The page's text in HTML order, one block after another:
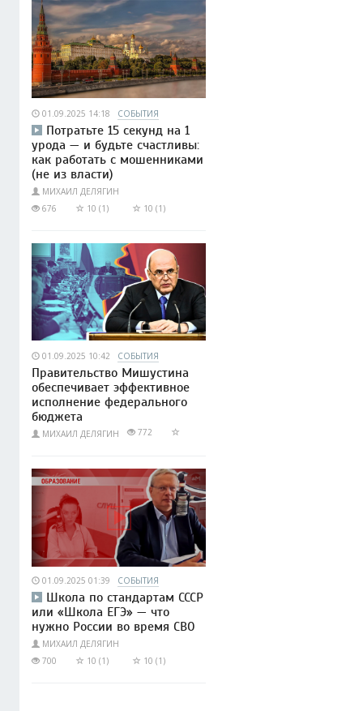
01.09.2025 14:18 СОБЫТИЯ
Потратьте 15 секунд на 1
урода — и будьте счастливы:
как работать с мошенниками
(не из власти)
МИХАИЛ ДЕЛЯГИН
676
10 (1) 10 (1)
01.09.2025 10:42 СОБЫТИЯ
Правительство Мишустина
обеспечивает эффективное
исполнение федерального
бюджета
МИХАИЛ ДЕЛЯГИН 772
01.09.2025 01:39 СОБЫТИЯ
Школа по стандартам СССР
или «Школа ЕГЭ» — что
нужно России во время СВО
МИХАИЛ ДЕЛЯГИН
700
10 (1) 10 (1)